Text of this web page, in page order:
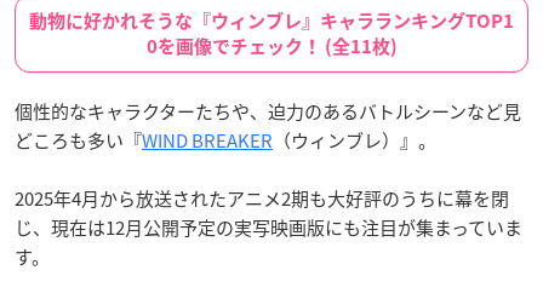
動物に好かれそうな『ウィンブレ』キャラランキングTOP1
0を画像でチェック！ (全11枚)
個性的なキャラクターたちや、迫力のあるバトルシーンなど見
どころも多い『WIND BREAKER （ウィンブレ）』。
2025年4月から放送されたアニメ2期も大好評のうちに幕を閉
じ、現在は12月公開予定の実写映画版にも注目が集まっていま
す。